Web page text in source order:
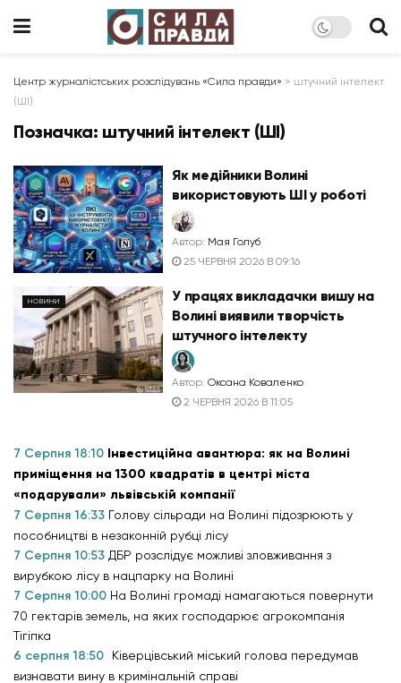
Центр журналістських розслідувань «Сила правди» > штучний інтелект
(ШІ)
Позначка: штучний інтелект (ШІ)
Як медійники Волині
використовують ШІ у роботі
Автор: Мая Голуб
25 ЧЕРВНЯ 2026 В 09:16
НОВИНИ
У працях викладачки вишу на
Волині виявили творчість
штучного інтелекту
Автор: Оксана Коваленко
2 ЧЕРВНЯ 2026 В 11:05
7 Серпня 18:10 Інвестиційна авантюра: як на Волині
приміщення на 1300 квадратів в центрі міста
«подарували» львівській компанії
7 Серпня 16:33 Голову сільради на Волині підозрюють у
пособництві в незаконній рубці лісу
7 Серпня 10:53 ДБР розслідує можливі зловживання з
вирубкою лісу в нацпарку на Волині
7 Серпня 10:00 На Волині громаді намагаються повернути
70 гектарів земель, на яких господарює агрокомпанія
Тігіпка
6 серпня 18:50
Ківерцівський міський голова передумав
визнавати вину в кримінальній справі